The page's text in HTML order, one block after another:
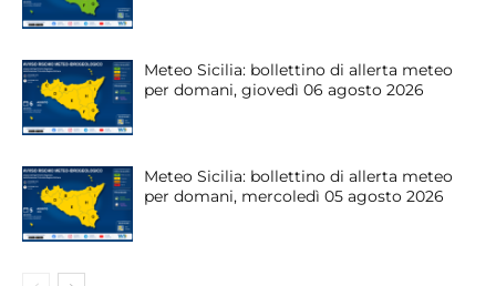
Meteo Sicilia: bollettino di allerta meteo
per domani, giovedì 06 agosto 2026
Meteo Sicilia: bollettino di allerta meteo
per domani, mercoledì 05 agosto 2026